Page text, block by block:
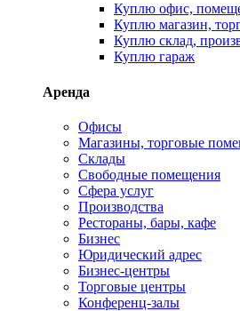
Куплю офис,
Куплю магазин,
Куплю склад,
Куплю гараж
Аренда
Офисы
Магазины, торговые
Склады
Свободные помещения
Сфера услуг
Производства
Рестораны, бары, кафе
Бизнес
Юридический адрес
Бизнес-центры
Торговые центры
Конференц-залы